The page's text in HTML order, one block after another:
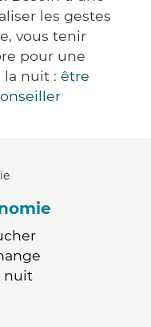
les gestes
vous tenir
pour une
la nuit : être
nuit